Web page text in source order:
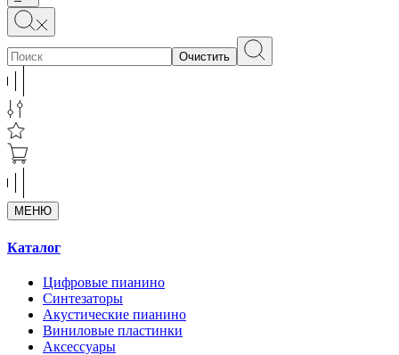
Очистить
МЕНЮ
Каталог
Цифровые пианино
Синтезаторы
Акустические пианино
Виниловые пластинки
Аксессуары